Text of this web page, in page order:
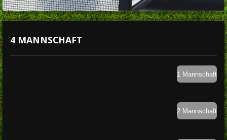
4 MANNSCHAFT
1 Mannschaft
2 Mannschaft